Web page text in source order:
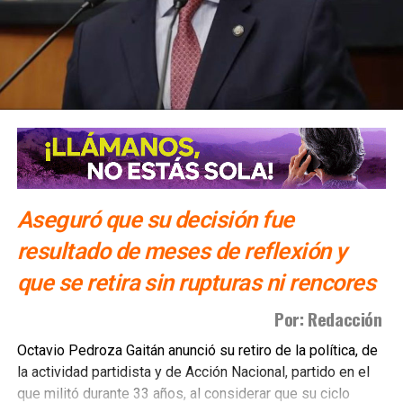
También lee:Gobierno capitalino logró liberar vías tras
lluvias
ARTÍCULOS RELACIONADOS: IMCO INVERSIÓN
TERCER LUGAR
SIGUIENTE
Habrá medicinas hasta la segunda etapa del
programa “Casa por Casa”
NO TE PIERDAS
Empresas se quedan en SLP pese a incremento de
aranceles
Aseguró que su decisión fue
resultado de meses de reflexión y
que se retira sin rupturas ni rencores
Por: Redacción
Octavio Pedroza Gaitán anunció su retiro de la política, de
la actividad partidista y de Acción Nacional, partido en el
que militó durante 33 años, al considerar que su ciclo